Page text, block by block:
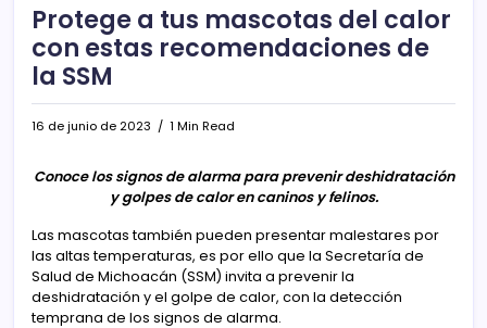
Protege a tus mascotas del calor
con estas recomendaciones de
la SSM
16 de junio de 2023 1 Min Read
Conoce los signos de alarma para prevenir deshidratación
y golpes de calor en caninos y felinos.
Las mascotas también pueden presentar malestares por
las altas temperaturas, es por ello que la Secretaría de
Salud de Michoacán (SSM) invita a prevenir la
deshidratación y el golpe de calor, con la detección
temprana de los signos de alarma.